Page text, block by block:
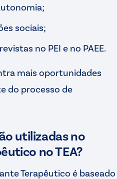
sociais;
no PEI e no PAEE.
mais oportunidades
do processo de
utilizadas no
no TEA?
Terapêutico é baseado